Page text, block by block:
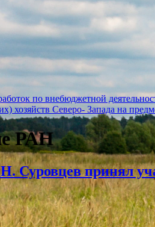
по внебюджетной
хозяйств Северо- Запада на
РАН
Суровцев принял